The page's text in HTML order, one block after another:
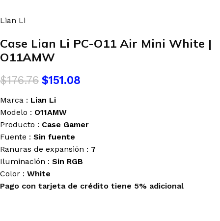
Lian Li
Case Lian Li PC-O11 Air Mini White |
O11AMW
$176.76 $151.08
Marca : Lian Li
Modelo : O11AMW
Producto : Case Gamer
Fuente : Sin fuente
Ranuras de expansión : 7
Iluminación : Sin RGB
Color : White
Pago con tarjeta de crédito tiene 5% adicional